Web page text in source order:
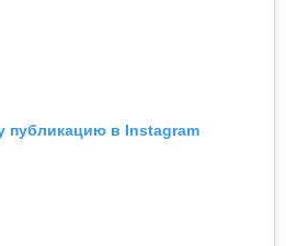
публикацию в Instagram